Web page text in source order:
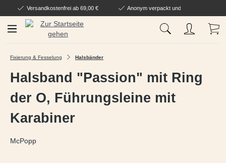
Zum Hauptinhalt springen
Versandkostenfrei ab 69,00 € Anonym verpackt und geliefert
Fixierung & Fesselung Halsbänder
Halsband "Passion" mit Ring
der O, Führungsleine mit
Karabiner
McPopp